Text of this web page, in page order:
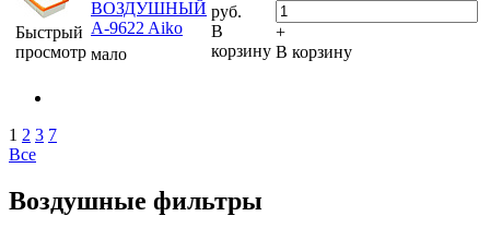
Быстрый
просмотр
ВОЗДУШНЫЙ
A-9622 Aiko
мало
руб.
В
корзину
+
В корзину
1 2 3 7
Все
Воздушные фильтры